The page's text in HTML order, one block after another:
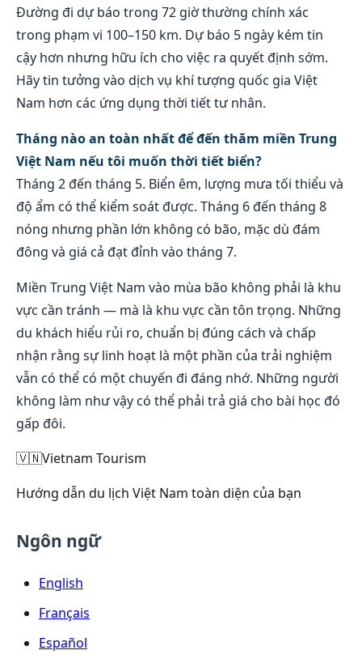
Đường đi dự báo trong 72 giờ thường chính xác
trong phạm vi 100–150 km. Dự báo 5 ngày kém tin
cậy hơn nhưng hữu ích cho việc ra quyết định sớm.
Hãy tin tưởng vào dịch vụ khí tượng quốc gia Việt
Nam hơn các ứng dụng thời tiết tư nhân.
Tháng nào an toàn nhất để đến thăm miền Trung
Việt Nam nếu tôi muốn thời tiết biển?
Tháng 2 đến tháng 5. Biển êm, lượng mưa tối thiểu và
độ ẩm có thể kiểm soát được. Tháng 6 đến tháng 8
nóng nhưng phần lớn không có bão, mặc dù đám
đông và giá cả đạt đỉnh vào tháng 7.
Miền Trung Việt Nam vào mùa bão không phải là khu
vực cần tránh — mà là khu vực cần tôn trọng. Những
du khách hiểu rủi ro, chuẩn bị đúng cách và chấp
nhận rằng sự linh hoạt là một phần của trải nghiệm
vẫn có thể có một chuyến đi đáng nhớ. Những người
không làm như vậy có thể phải trả giá cho bài học đó
gấp đôi.
🇻🇳Vietnam Tourism
Hướng dẫn du lịch Việt Nam toàn diện của bạn
Ngôn ngữ
English
Français
Español